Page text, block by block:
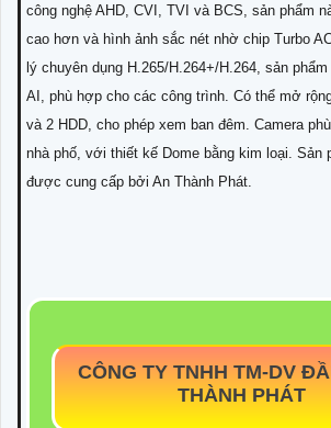
công nghệ AHD, CVI, TVI và BCS, sản phẩm
cao hơn và hình ảnh sắc nét nhờ chip Turbo
lý chuyên dụng H.265/H.264+/H.264, sản
AI, phù hợp cho các công trình. Có thể mở
và 2 HDD, cho phép xem ban đêm. Camera
nhà phố, với thiết kế Dome bằng kim loại. Sản
được cung cấp bởi An Thành Phát.
CÔNG TY TNHH TM-DV
THÀNH PHÁT